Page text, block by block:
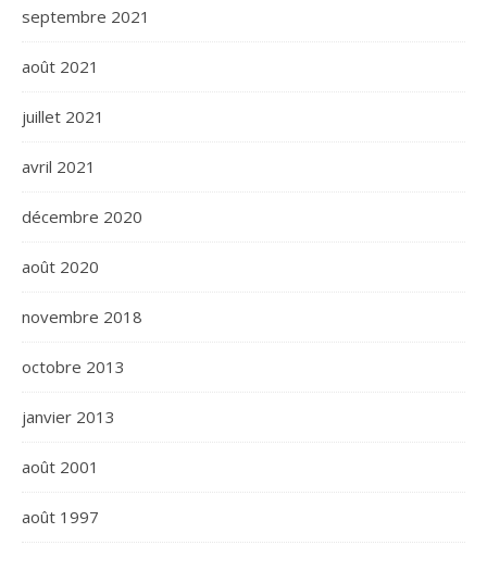
septembre 2021
août 2021
juillet 2021
avril 2021
décembre 2020
août 2020
novembre 2018
octobre 2013
janvier 2013
août 2001
août 1997